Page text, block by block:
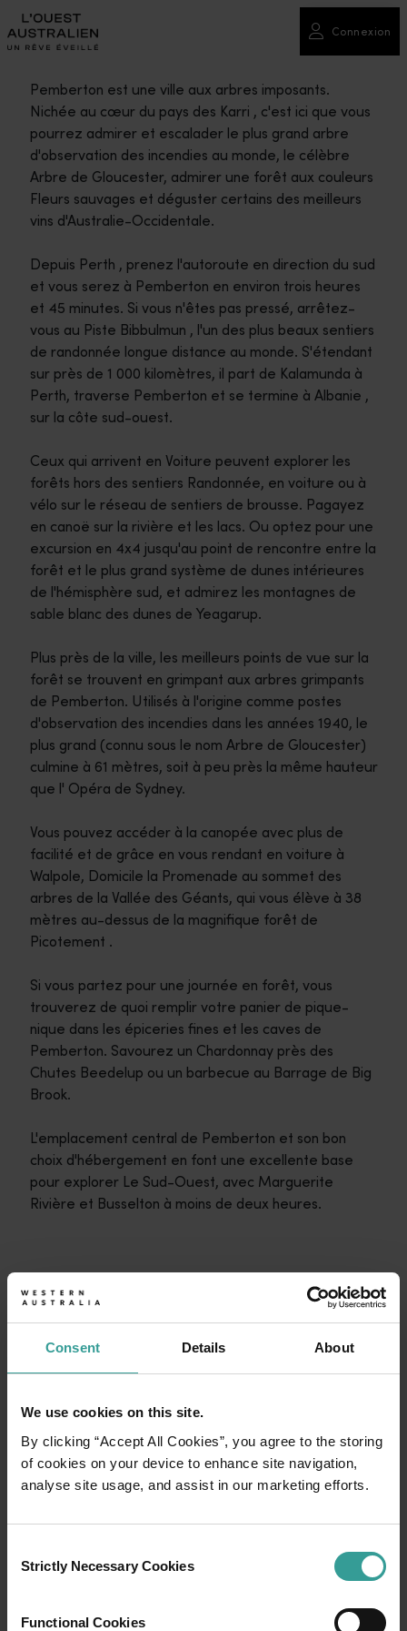
Consent Details About
We use cookies on this site.
By clicking “Accept All Cookies”, you agree to the storing
of cookies on your device to enhance site navigation,
analyse site usage, and assist in our marketing efforts.
Selection
Strictly Necessary Cookies
Functional Cookies
Connexion
Pemberton est une ville aux arbres imposants.
Nichée au cœur du pays des Karri , c'est ici que vous
pourrez admirer et escalader le plus grand arbre
d'observation des incendies au monde, le célèbre
Arbre de Gloucester, admirer une forêt aux couleurs
Fleurs sauvages et déguster certains des meilleurs
vins d'Australie-Occidentale.
Depuis Perth , prenez l'autoroute en direction du sud
et vous serez à Pemberton en environ trois heures
et 45 minutes. Si vous n'êtes pas pressé, arrêtez-
vous au Piste Bibbulmun , l'un des plus beaux sentiers
de randonnée longue distance au monde. S'étendant
sur près de 1 000 kilomètres, il part de Kalamunda à
Perth, traverse Pemberton et se termine à Albanie ,
sur la côte sud-ouest.
Ceux qui arrivent en Voiture peuvent explorer les
forêts hors des sentiers Randonnée, en voiture ou à
vélo sur le réseau de sentiers de brousse. Pagayez
en canoë sur la rivière et les lacs. Ou optez pour une
excursion en 4x4 jusqu'au point de rencontre entre la
forêt et le plus grand système de dunes intérieures
de l'hémisphère sud, et admirez les montagnes de
sable blanc des dunes de Yeagarup.
Plus près de la ville, les meilleurs points de vue sur la
forêt se trouvent en grimpant aux arbres grimpants
de Pemberton. Utilisés à l'origine comme postes
d'observation des incendies dans les années 1940, le
plus grand (connu sous le nom Arbre de Gloucester)
culmine à 61 mètres, soit à peu près la même hauteur
que l' Opéra de Sydney.
Vous pouvez accéder à la canopée avec plus de
facilité et de grâce en vous rendant en voiture à
Walpole, Domicile la Promenade au sommet des
arbres de la Vallée des Géants, qui vous élève à 38
mètres au-dessus de la magnifique forêt de
Picotement .
Si vous partez pour une journée en forêt, vous
trouverez de quoi remplir votre panier de pique-
nique dans les épiceries fines et les caves de
Pemberton. Savourez un Chardonnay près des
Chutes Beedelup ou un barbecue au Barrage de Big
Brook.
L'emplacement central de Pemberton et son bon
choix d'hébergement en font une excellente base
pour explorer Le Sud-Ouest, avec Marguerite
Rivière et Busselton à moins de deux heures.
Itinéraires de voyage
<p>Prenez la route pour vivre une expérience spectaculaire
Récits de voyage
<p>Découvrez la région à travers les yeux des habitants, de
Destinations emblématiques, road trips inoubliables ou
PLANIFIER DÈS
MAINTENANT